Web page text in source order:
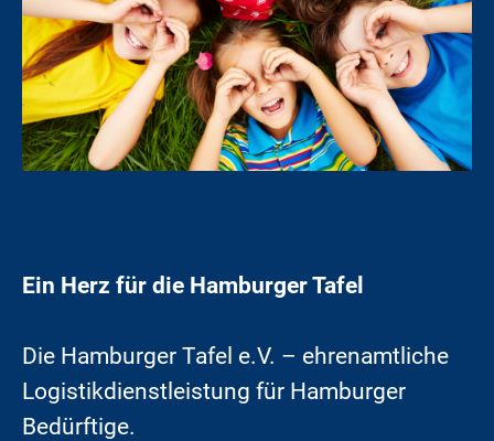
Ein Herz für die Hamburger Tafel
Die Hamburger Tafel e.V. – ehrenamtliche
Logistikdienstleistung für Hamburger
Bedürftige.